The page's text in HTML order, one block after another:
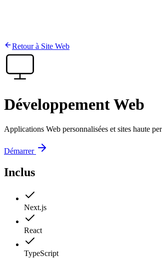
Retour à Site Web
Développement Web
Applications Web personnalisées et sites haute
Démarrer
Inclus
Next.js
React
TypeScript